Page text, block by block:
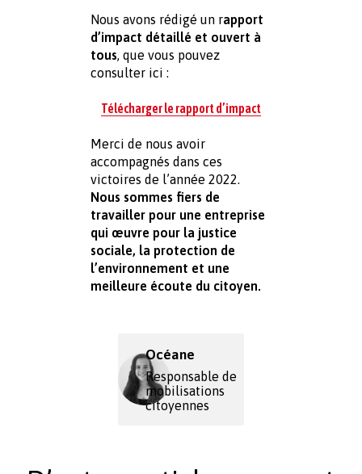
Nous avons rédigé un rapport
d’impact détaillé et ouvert à
tous, que vous pouvez
consulter ici :
Télécharger le rapport d’impact
Merci de nous avoir
accompagnés dans ces
Nous sommes fiers de
travailler pour une entreprise
qui œuvre pour la justice
sociale, la protection de
l’environnement et une
meilleure écoute du citoyen.
Océane
Responsable de
mobilisations
citoyennes